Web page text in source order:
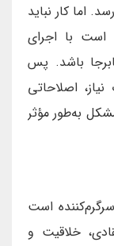
اما کار نباید
با اجرای
باشد. پس
اصلاحاتی
به‌طور مؤثر
است
خلاقیت و